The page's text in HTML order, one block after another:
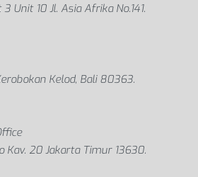
Unit 10 Jl. Asia Afrika No.141.
Kelod, Bali 80363.
Kav. 20 Jakarta Timur 13630.